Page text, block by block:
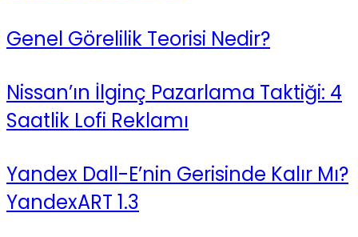
Genel Görelilik Teorisi Nedir?
Nissan’ın İlginç Pazarlama Taktiği: 4
Saatlik Lofi Reklamı
Yandex Dall-E’nin Gerisinde Kalır Mı?
YandexART 1.3